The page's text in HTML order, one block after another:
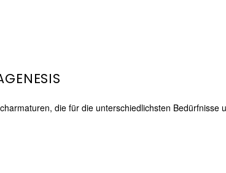
die für die unterschiedlichsten Bedürfnisse